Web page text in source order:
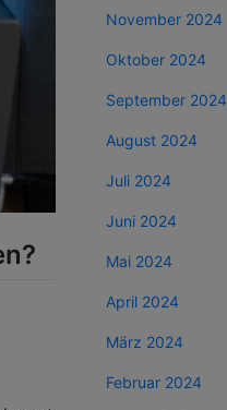
November 2024
Oktober 2024
September 2024
August 2024
Juli 2024
Juni 2024
Mai 2024
April 2024
März 2024
Februar 2024